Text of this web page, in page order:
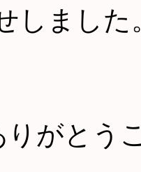
しまし
りがとう